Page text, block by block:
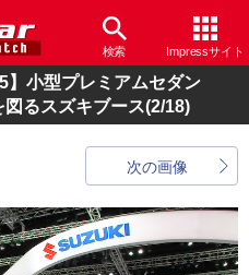
検索 Impressサイト
】小型プレミアムセダン
図るスズキブース(2/18)
次の画像